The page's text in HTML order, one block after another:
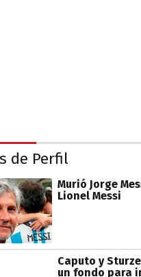
de Perfil
Murió Jorge
Lionel Messi
Caputo y
un fondo para